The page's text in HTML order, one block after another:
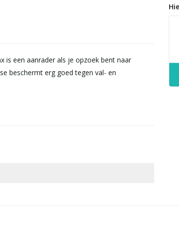
is een aanrader als je opzoek bent naar
beschermt erg goed tegen val- en